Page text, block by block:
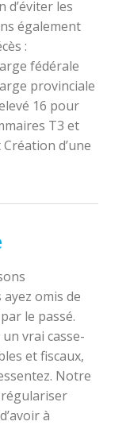
d’éviter les
également
:
fédérale
provinciale
16 pour
T3 et
d’une
omis de
le passé.
vrai casse-
et fiscaux,
Notre
à